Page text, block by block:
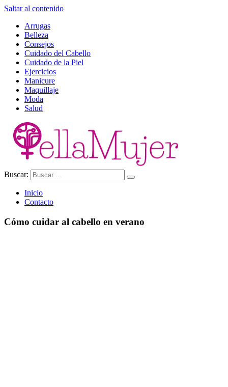
Saltar al contenido
Arrugas
Belleza
Consejos
Cuidado del Cabello
Cuidado de la Piel
Ejercicios
Manicure
Maquillaje
Moda
Salud
Ella Mujer
Buscar:
Inicio
Contacto
Cómo cuidar al cabello en verano